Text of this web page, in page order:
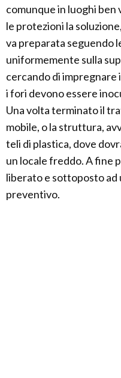
comunque in luoghi
le protezioni la
va preparata seguendo
uniformemente sulla
cercando di impregnare
i fori devono essere
Una volta terminato il
mobile, o la struttura,
teli di plastica, dove
un locale freddo. A fine
liberato e sottoposto
preventivo.